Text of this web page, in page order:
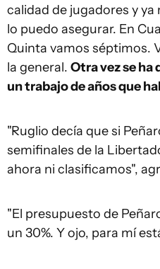
calidad de jugadores y ya
lo puedo asegurar. En
Quinta vamos séptimos.
la general. Otra vez se
un trabajo de años que
"Ruglio decía que si
semifinales de la
ahora ni clasificamos",
"El presupuesto de
un 30%. Y ojo, para mí